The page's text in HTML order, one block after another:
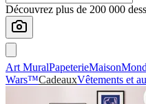
Découvrez plus de 200 000
Art MuralPapeterieMaison
Wars™CadeauxVêtements et